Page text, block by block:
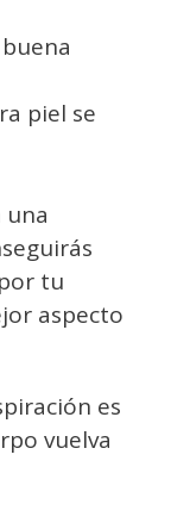
piel se
tu
aspecto
es
vuelva